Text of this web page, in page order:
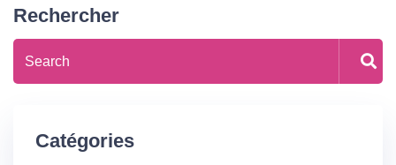
Rechercher
Catégories